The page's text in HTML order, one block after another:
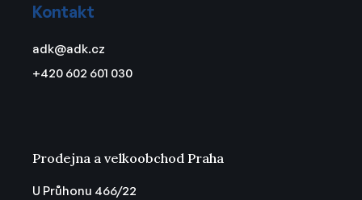
u
Kontakt
adk@adk.cz
+420 602 601 030
Prodejna a velkoobchod Praha
U Průhonu 466/22